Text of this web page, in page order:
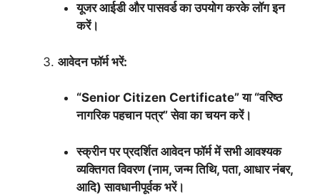
यूजर आईडी और पासवर्ड का उपयोग करके लॉग इन
करें।
आवेदन फॉर्म भरें:
“Senior Citizen Certificate” या “वरिष्ठ
नागरिक पहचान पत्र” सेवा का चयन करें।
स्क्रीन पर प्रदर्शित आवेदन फॉर्म में सभी आवश्यक
व्यक्तिगत विवरण (नाम, जन्म तिथि, पता, आधार नंबर,
आदि) सावधानीपूर्वक भरें।